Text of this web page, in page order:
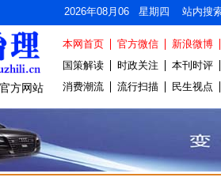
2026年08月06 星期四 站内搜
方网站
本网首页 官方微信
新浪微博
国策解读
时政关注
本刊时评
消费潮流
流行扫描 民生视点